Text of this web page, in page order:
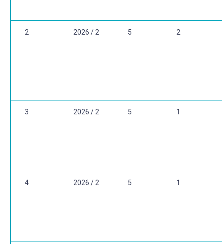
2 2026 / 2 5 2
3 2026 / 2 5 1
4 2026 / 2 5 1